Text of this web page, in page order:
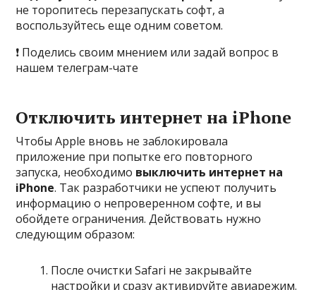
не торопитесь перезапускать софт, а
воспользуйтесь еще одним советом.
❗ Поделись своим мнением или задай вопрос в
нашем телеграм-чате
Отключить интернет на iPhone
Чтобы Apple вновь не заблокировала
приложение при попытке его повторного
запуска, необходимо выключить интернет на
iPhone. Так разработчики не успеют получить
информацию о непроверенном софте, и вы
обойдете ограничения. Действовать нужно
следующим образом:
После очистки Safari не закрывайте
настройки и сразу активируйте авиарежим.